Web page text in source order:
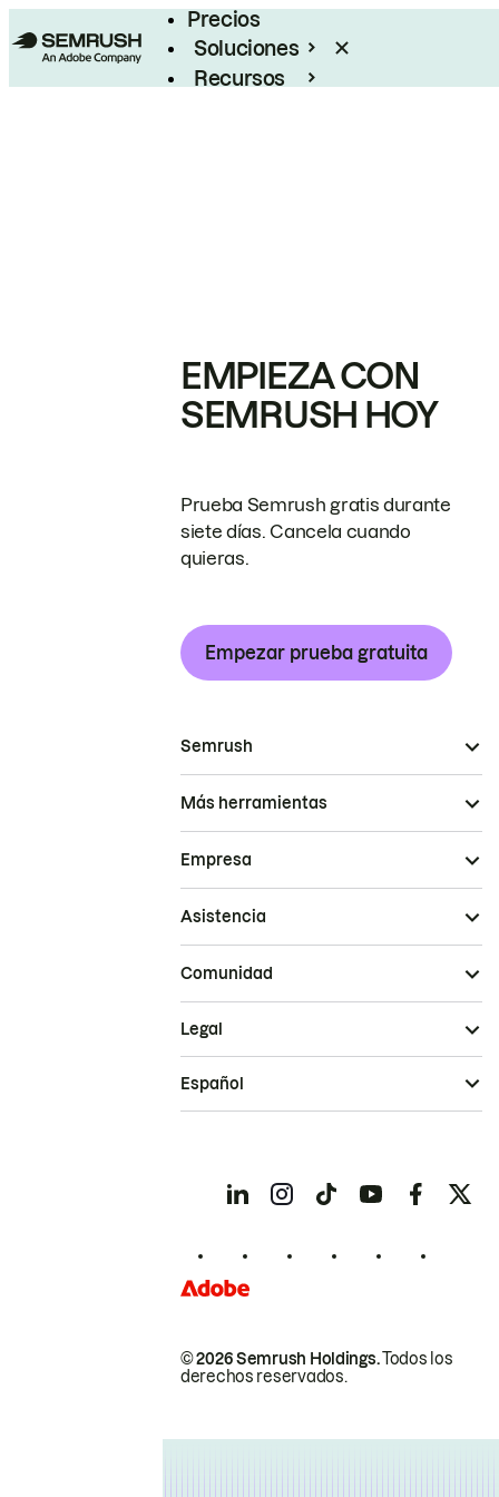
Precios
Soluciones
Recursos
EMPIEZA CON
SEMRUSH HOY
Prueba Semrush gratis durante
siete días. Cancela cuando
quieras.
Empezar prueba gratuita
Semrush
Más herramientas
Empresa
Asistencia
Comunidad
© 2026 Semrush Holdings.Todos los
derechos reservados.
Legal
Español